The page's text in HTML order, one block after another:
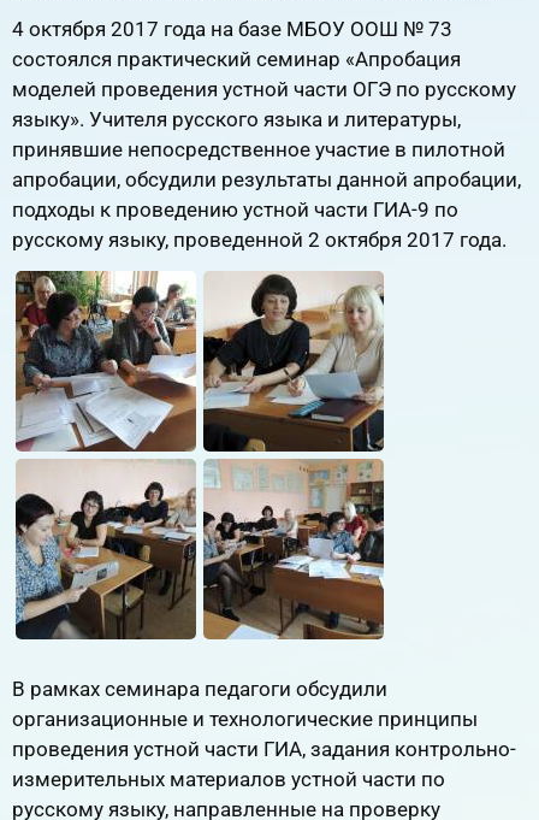
4 октября 2017 года на базе МБОУ ООШ № 73
состоялся практический семинар «Апробация
моделей проведения устной части ОГЭ по русскому
языку». Учителя русского языка и литературы,
принявшие непосредственное участие в пилотной
апробации, обсудили результаты данной апробации,
подходы к проведению устной части ГИА-9 по
русскому языку, проведенной 2 октября 2017 года.
В рамках семинара педагоги обсудили
организационные и технологические принципы
проведения устной части ГИА, задания контрольно-
измерительных материалов устной части по
русскому языку, направленные на проверку